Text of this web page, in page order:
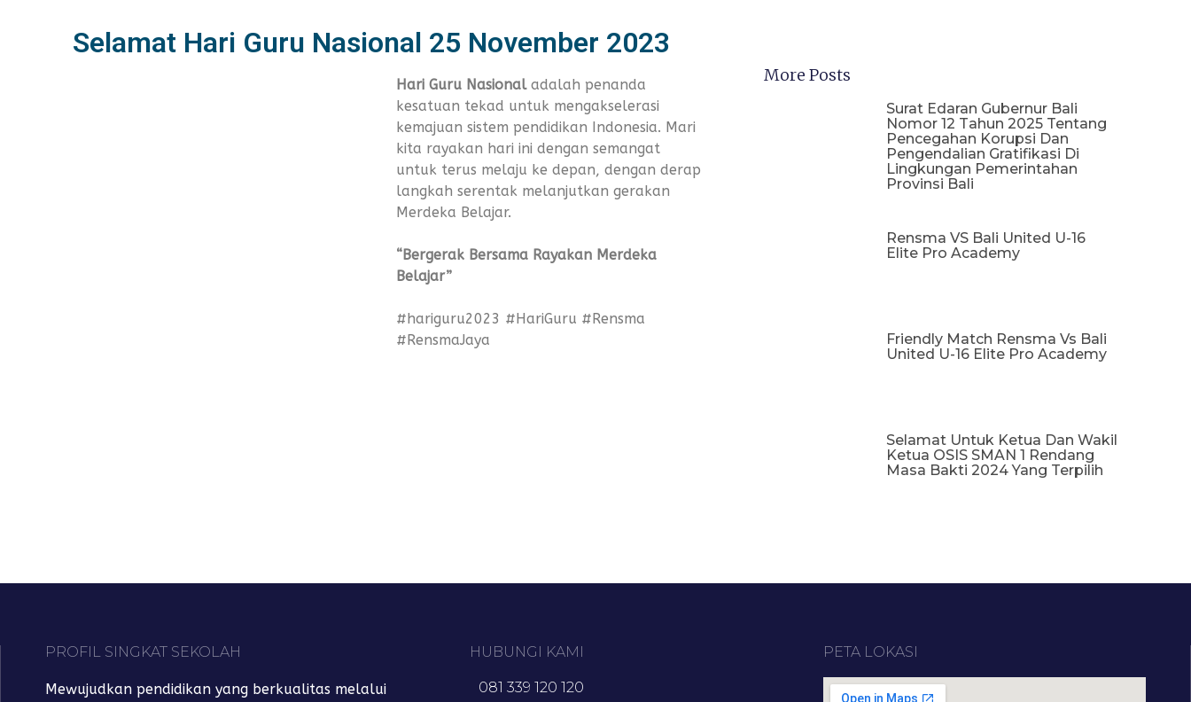
Selamat Hari Guru Nasional 25 November 2023
Hari Guru Nasionaladalah penanda
kesatuan tekad untuk mengakselerasi
kemajuan sistem pendidikan Indonesia. Mari
kita rayakan hari ini dengan semangat
untuk terus melaju ke depan, dengan derap
langkah serentak melanjutkan gerakan
Merdeka Belajar.
“Bergerak Bersama Rayakan Merdeka
Belajar”
#hariguru2023 #HariGuru #Rensma
#RensmaJaya
More Posts
Surat Edaran Gubernur Bali
Nomor 12 Tahun 2025 Tentang
Pencegahan Korupsi Dan
Pengendalian Gratifikasi Di
Lingkungan Pemerintahan
Provinsi Bali
Rensma VS Bali United U-16
Elite Pro Academy
Friendly Match Rensma Vs Bali
United U-16 Elite Pro Academy
Selamat Untuk Ketua Dan Wakil
Ketua OSIS SMAN 1 Rendang
Masa Bakti 2024 Yang Terpilih
PROFIL SINGKAT SEKOLAH
Mewujudkan pendidikan yang berkualitas melalui
HUBUNGI KAMI
081 339 120 120
PETA LOKASI